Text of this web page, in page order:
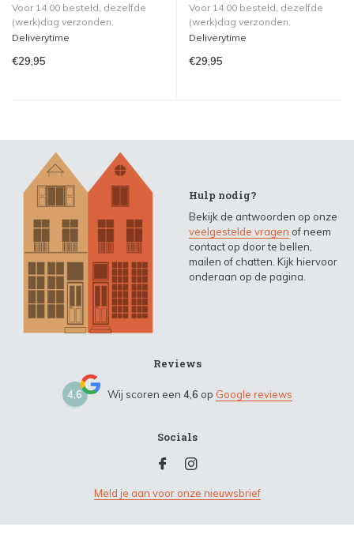
Voor 14.00 besteld, dezelfde
(werk)dag verzonden.
Deliverytime
€29,95
Voor 14.00 besteld, dezelfde
(werk)dag verzonden.
Deliverytime
€29,95
Hulp nodig?
Bekijk de antwoorden op onze
veelgestelde vragen of neem
contact op door te bellen,
mailen of chatten. Kijk hiervoor
onderaan op de pagina.
Reviews
4,6 Wij scoren een 4,6 op Google reviews
Socials
Meld je aan voor onze nieuwsbrief